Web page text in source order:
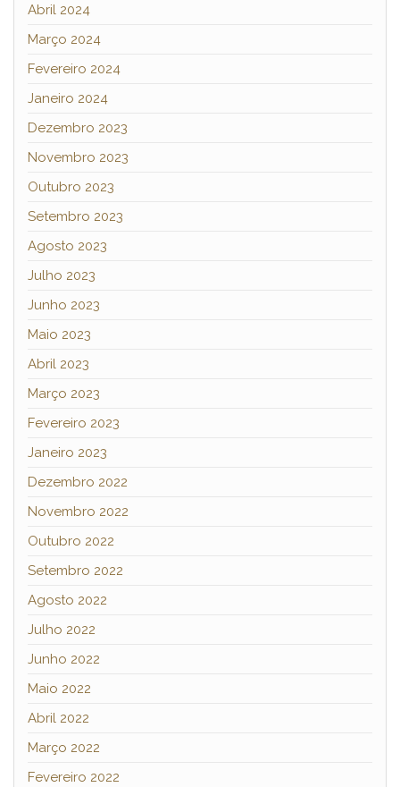
Abril 2024
Março 2024
Fevereiro 2024
Janeiro 2024
Dezembro 2023
Novembro 2023
Outubro 2023
Setembro 2023
Agosto 2023
Julho 2023
Junho 2023
Maio 2023
Abril 2023
Março 2023
Fevereiro 2023
Janeiro 2023
Dezembro 2022
Novembro 2022
Outubro 2022
Setembro 2022
Agosto 2022
Julho 2022
Junho 2022
Maio 2022
Abril 2022
Março 2022
Fevereiro 2022